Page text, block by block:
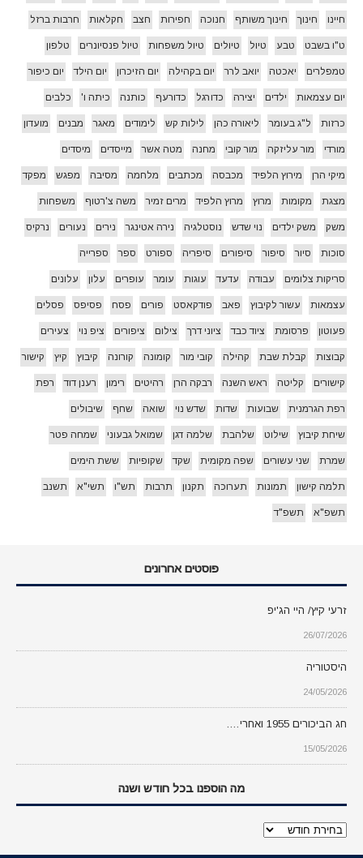
חיינו חינוך חינוך משותף חנוכה חפירות חצב חקלאות חרבות ברזל
ט"ו בשבט טבע טיול טיולים טיול משפחות טיול פנסיונרים טלפון
טמפלרים יאכטה יואב לרר יום בקהילה יום הזיכרון יום הילד יום כיפור
יום עצמאות ילדים יצירה כדורגל כדורעף כותנה כיתה ו' כלבים
כרזות ל"ג בעומר ליאורה כהן לילות קש לימודים מאגר מבנים מועדון
מורדי מור עליזקה מור קובי מחנה מטה אשר מייסדים מיסדים
מיקי הרן מירוץ הלפיד מכבסה מכתבים מלחמה מסיבה מפגש מפקד
מצגת מקומות מרוץ מרוץ הלפיד מרים זמיר משה צ'רטוף משפחות
משק משק ילדים נוי שדש נוסטלגיה נירה אטינגר נירים נעורים נרקיס
סוכות סיור סיפור סיפורים סיפריה ספורט ספר ספרייה
סריקות צלומים עבודה עדעד עוגות עומר עופרים עלון עלונים
עצמאות עשור לקיבוץ פאב פודקאסט פורים פסח פסיפס פסלים
פעוטון פרסומת ציוד כבד ציוני דרך צילום ציפורים ציפ נוי צעירים
קבוצות קבלת שבת קהילה קובי מור קומונה קורונה קיבוץ קיץ קישור
קישורים קליטה ראש השנה רבקה הרן רהיטים רימון רענן דוד רפת
רפת הגרמנית שבועות שדות שדש נוי שואה שחף שיבולים
שיחת קיבוץ שילוט שלהבת שלמה דגן שמואל גבעוני שמחה פטר
שמרת שני עשורים שפה מקומית שקד שקופיות ששת הימים
תלמה קישון תמונות תערוכה תקנון תרבות תש"ו תשי"א תשנב
תשפ"א תשפ"ד
פוסטים אחרונים
זרעי קיץ/ היי הג'יפ
26/07/2026
היסטוריה
24/05/2026
חג הביכורים 1955 ואחרי….
15/05/2026
מה הוספנו בכל חודש ושנה
מה